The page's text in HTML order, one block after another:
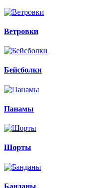
Ветровки
Бейсболки
Панамы
Шорты
Банданы